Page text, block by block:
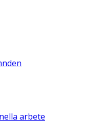
arbete